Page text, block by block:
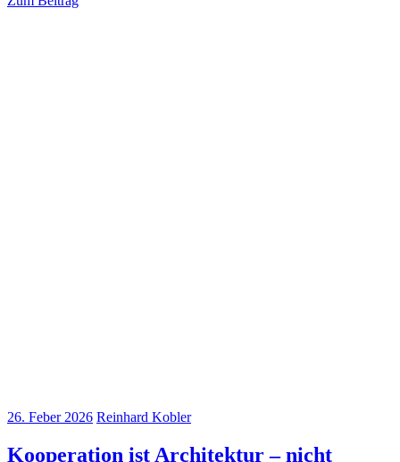
26. Feber 2026 Reinhard Kobler
Kooperation ist Architektur – nicht